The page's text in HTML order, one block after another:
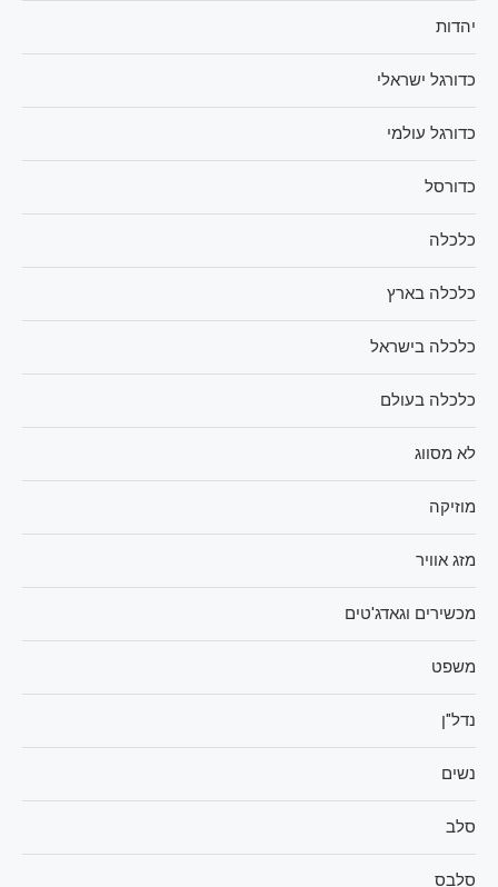
יהדות
כדורגל ישראלי
כדורגל עולמי
כדורסל
כלכלה
כלכלה בארץ
כלכלה בישראל
כלכלה בעולם
לא מסווג
מוזיקה
מזג אוויר
מכשירים וגאדג'טים
משפט
נדל"ן
נשים
סלב
סלבס